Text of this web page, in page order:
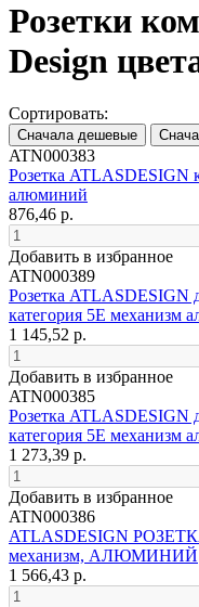
Розетки
Design
Сортировать:
ATN000383
Розетка ATLASDESIGN
алюминий
876,46 р.
Добавить в избранное
ATN000389
Розетка ATLASDESIGN
категория 5E механизм
1 145,52 р.
Добавить в избранное
ATN000385
Розетка ATLASDESIGN
категория 5E механизм
1 273,39 р.
Добавить в избранное
ATN000386
ATLASDESIGN
механизм, АЛЮМИНИЙ
1 566,43 р.